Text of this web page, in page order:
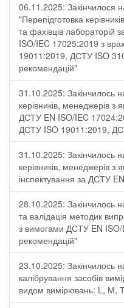
06.11.2025: Закінчилося
"Перепідготовка
та фахівців
ISO/IEC 17025:2019 з
19011:2019, ДСТУ ISO
рекомендацій"
31.10.2025: Закінчилось
керівників, менеджерів з
ДСТУ EN ISO/IEC
ДСТУ ISO 19011:2019,
31.10.2025: Закінчилось
керівників, менеджерів з
інспектування за ДСТУ
28.10.2025: Закінчилось
та валідація методик
з вимогами ДСТУ EN
рекомендацій"
23.10.2025: Закінчилось
калібрування засобів
видом вимірювань: L, М,